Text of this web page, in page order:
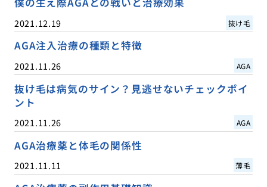
2021.12.19 抜け毛
AGA注入治療の種類と特徴
2021.11.26 AGA
抜け毛は病気のサイン？見逃せないチェックポイ
ント
2021.11.26 AGA
AGA治療薬と体毛の関係性
2021.11.11 薄毛